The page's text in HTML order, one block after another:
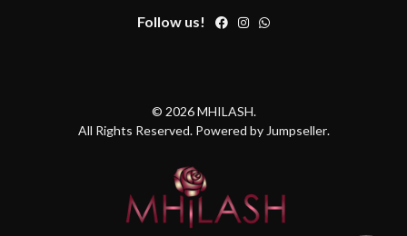
Follow us!
© 2026 MHILASH.
All Rights Reserved. Powered by Jumpseller.